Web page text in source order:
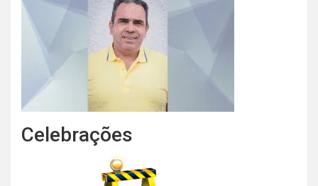
Celebrações